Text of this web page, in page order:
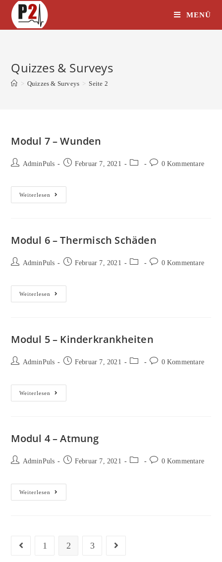
Zum
Inhalt
springen
MENÜ
Quizzes & Surveys
> Quizzes & Surveys > Seite 2
Modul 7 – Wunden
Beitrags-
AdminPuls
BeitragFebruar 7, 2021
Beitrags-Beitrags-
0 Kommentare
Weiterlesen
Modul
7
Modul 6 – Thermisch Schäden
Beitrags-
AdminPuls
BeitragFebruar 7, 2021
Beitrags-Beitrags-
0 Kommentare
Weiterlesen
Modul
6
Modul 5 – Kinderkrankheiten
Beitrags-
AdminPuls
BeitragFebruar 7, 2021
Beitrags-Beitrags-
0 Kommentare
Weiterlesen
Modul
5
Modul 4 – Atmung
Beitrags-
AdminPuls
BeitragFebruar 7, 2021
Beitrags-Beitrags-
0 Kommentare
Weiterlesen
Modul
4
Gehe zur vorherigen Seite
1 2 3 Gehe zur nächsten Seite